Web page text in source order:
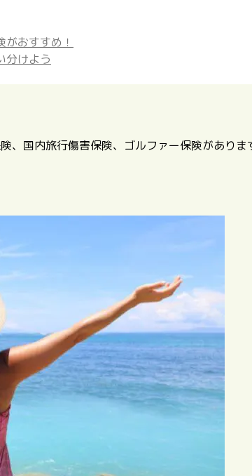
おすすめ！
分けよう
国内旅行傷害保険、ゴルファー保険がありま